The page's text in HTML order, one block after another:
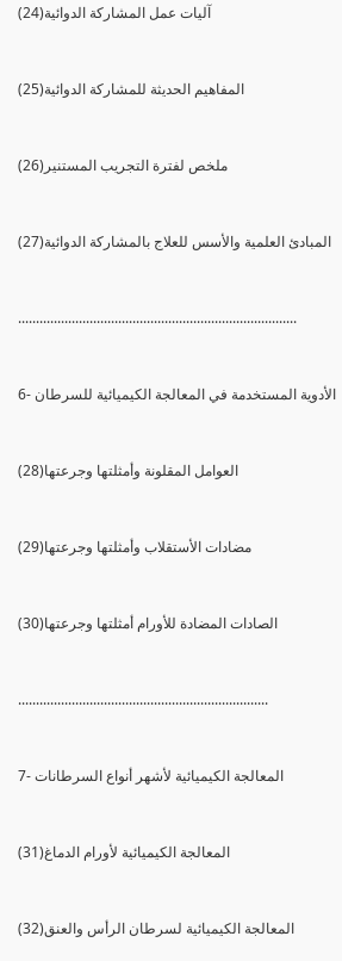
(24)آليات عمل المشاركة الدوائية
(25)المفاهيم الحديثة للمشاركة الدوائية
(26)ملخص لفترة التجريب المستنير
(27)المبادئ العلمية والأسس للعلاج بالمشاركة الدوائية
..............................................................................
6- الأدوية المستخدمة في المعالجة الكيميائية للسرطان
(28)العوامل المقلونة وأمثلتها وجرعتها
(29)مضادات الأستقلاب وأمثلتها وجرعتها
(30)الصادات المضادة للأورام أمثلتها وجرعتها
......................................................................
7- المعالجة الكيميائية لأشهر أنواع السرطانات
(31)المعالجة الكيميائية لأورام الدماغ
(32)المعالجة الكيميائية لسرطان الرأس والعنق